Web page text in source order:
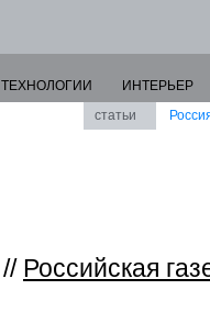
ТЕХНОЛОГИИ
ИНТЕРЬЕР
статьи
// Российская